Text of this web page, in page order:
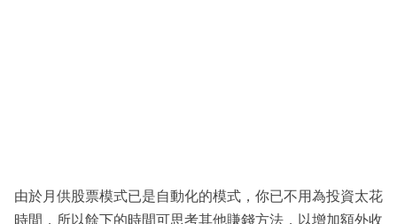
由於月供股票模式已是自動化的模式，你已不用為投資太花
時間，所以餘下的時間可思考其他賺錢方法，以增加額外收